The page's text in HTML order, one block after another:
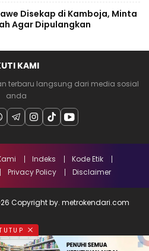
Disekap di Kamboja, Minta
Agar Dipulangkan
KAMI
terbaru langsung dari media sosial
anda
Indeks
Kode Etik
Privacy Policy Disclaimer
Copyright by. metrokendari.com